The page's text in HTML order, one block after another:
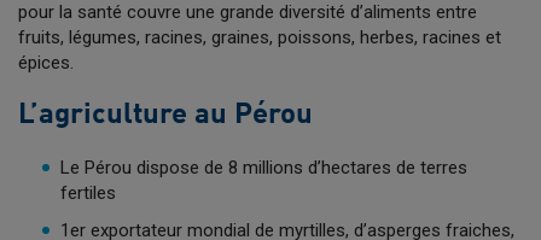
pour la santé couvre une grande diversité d’aliments entre
fruits, légumes, racines, graines, poissons, herbes, racines et
épices.
L’agriculture au Pérou
Le Pérou dispose de 8 millions d’hectares de terres
fertiles
1er exportateur mondial de myrtilles, d’asperges fraiches,